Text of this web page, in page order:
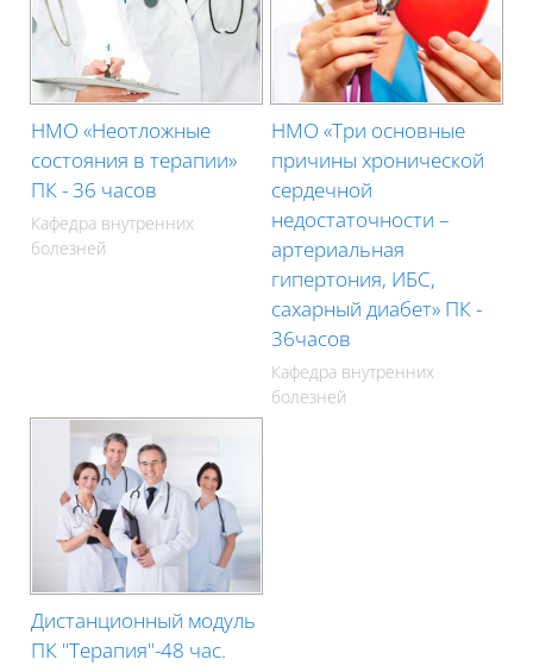
НМО «Неотложные
состояния в терапии»
ПК - 36 часов
Кафедра внутренних
болезней
НМО «Три основные
причины хронической
сердечной
недостаточности –
артериальная
гипертония, ИБС,
сахарный диабет» ПК -
36часов
Кафедра внутренних
болезней
Дистанционный модуль
ПК "Терапия"-48 час.